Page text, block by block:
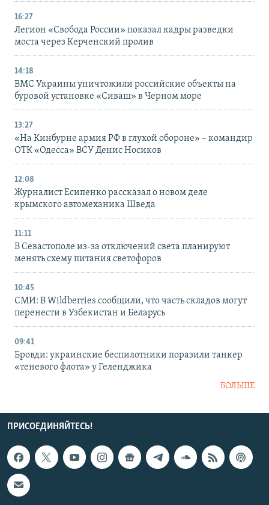
16:27
Легион «Свобода России» показал кадры разведки
моста через Керченский пролив
14:18
ВМС Украины уничтожили российские объекты на
буровой установке «Сиваш» в Черном море
13:27
«На Кинбурне армия РФ в глухой обороне» – командир
ОТК «Одесса» ВСУ Денис Носиков
12:08
Журналист Есипенко рассказал о новом деле
крымского автомеханика Шведа
11:11
В Севастополе из-за отключений света планируют
менять схему питания светофоров
10:45
СМИ: В Wildberries сообщили, что часть складов могут
перенести в Узбекистан и Беларусь
09:41
Бровди: украинские беспилотники поразили танкер
«теневого флота» у Геленджика
БОЛЬШЕ
ПРИСОЕДИНЯЙТЕСЬ!